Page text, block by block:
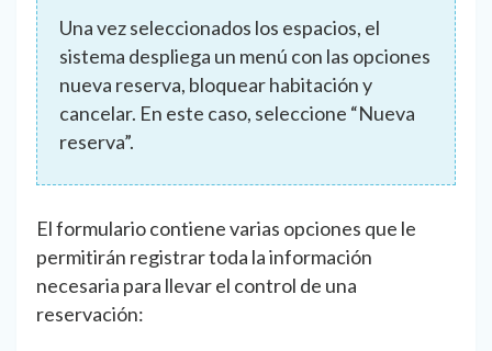
Una vez seleccionados los espacios, el
sistema despliega un menú con las opciones
nueva reserva, bloquear habitación y
cancelar. En este caso, seleccione “Nueva
reserva”.
El formulario contiene varias opciones que le
permitirán registrar toda la información
necesaria para llevar el control de una
reservación: